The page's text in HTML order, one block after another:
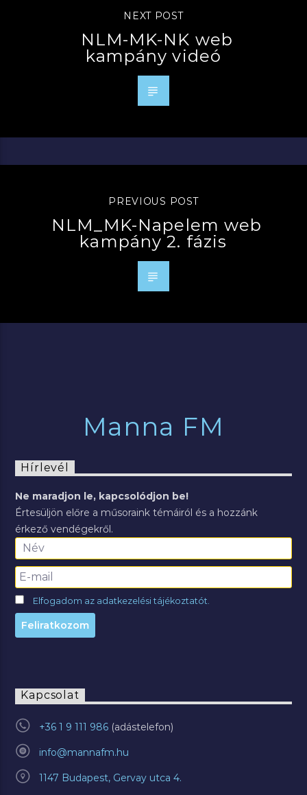
NEXT POST
NLM-MK-NK web
kampány videó
PREVIOUS POST
NLM_MK-Napelem web
kampány 2. fázis
Manna FM
Hírlevél
Ne maradjon le, kapcsolódjon be!
Értesüljön előre a műsoraink témáiról és a hozzánk
érkező vendégekről.
Elfogadom az adatkezelési tájékoztatót.
Kapcsolat
+36 1 9 111 986
info@mannafm.hu
1147 Budapest, Gervay utca 4.